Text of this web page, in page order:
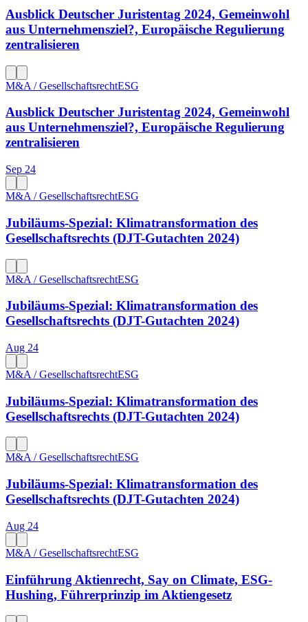
Ausblick Deutscher Juristentag 2024, Gemeinwohl
aus Unternehmensziel?, Europäische Regulierung
zentralisieren
M&A / GesellschaftsrechtESG
Ausblick Deutscher Juristentag 2024, Gemeinwohl
aus Unternehmensziel?, Europäische Regulierung
zentralisieren
Sep 24
M&A / GesellschaftsrechtESG
Jubiläums-Spezial: Klimatransformation des
Gesellschaftsrechts (DJT-Gutachten 2024)
M&A / GesellschaftsrechtESG
Jubiläums-Spezial: Klimatransformation des
Gesellschaftsrechts (DJT-Gutachten 2024)
Aug 24
M&A / GesellschaftsrechtESG
Jubiläums-Spezial: Klimatransformation des
Gesellschaftsrechts (DJT-Gutachten 2024)
M&A / GesellschaftsrechtESG
Jubiläums-Spezial: Klimatransformation des
Gesellschaftsrechts (DJT-Gutachten 2024)
Aug 24
M&A / GesellschaftsrechtESG
Einführung Aktienrecht, Say on Climate, ESG-
Hushing, Führerprinzip im Aktiengesetz